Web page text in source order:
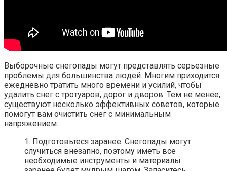
Выборочные снегопады могут представлять серьезные
проблемы для большинства людей. Многим приходится
ежедневно тратить много времени и усилий, чтобы
удалить снег с тротуаров, дорог и дворов. Тем не менее,
существуют несколько эффективных советов, которые
помогут вам очистить снег с минимальным
напряжением.
1. Подготовьтеся заранее. Снегопады могут
случиться внезапно, поэтому иметь все
необходимые инструменты и материалы